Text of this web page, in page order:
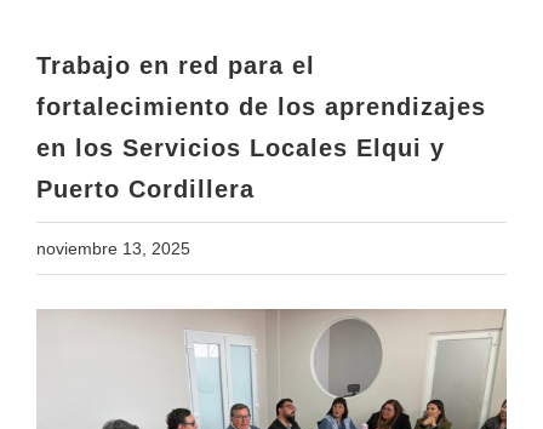
Trabajo en red para el
fortalecimiento de los aprendizajes
en los Servicios Locales Elqui y
Puerto Cordillera
noviembre 13, 2025